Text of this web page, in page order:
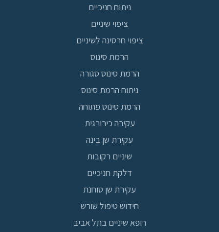
ניתוח חניכיים
ציפוי שיניים
ציפוי חרסינה לשיניים
הרמת סינוס
הרמת סינוס סגורה
ניתוח הרמת סינוס
הרמת סינוס פתוחה
עקירה כירורגית
עקירת שן בינה
שיניים רקובות
דלקת חניכיים
עקירת שן טוחנת
חידוש טיפול שורש
רופא שיניים בתל אביב